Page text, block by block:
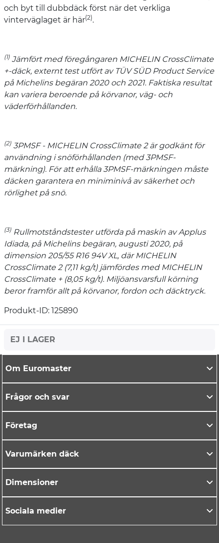
och byt till dubbdäck först när det verkliga
vinterväglaget är här(2).
(1) Jämfört med föregångaren MICHELIN CrossClimate
+-däck, externt test utfört av TÜV SÜD Product Service
på Michelins begäran 2020 och 2021. Faktiska resultat
kan variera beroende på körvanor, väg- och
väderförhållanden.
(2) 3PMSF - MICHELIN CrossClimate 2 är godkänt för
användning i snöförhållanden (med 3PMSF-
märkning). För att erhålla 3PMSF-märkningen måste
däcken garantera en miniminivå av säkerhet och
rörlighet på snö.
(3) Rullmotståndstester utförda på maskin av Applus
Idiada, på Michelins begäran, augusti 2020, på
dimension 205/55 R16 94V XL, där MICHELIN
CrossClimate 2 (7,11 kg/t) jämfördes med MICHELIN
CrossClimate + (8,05 kg/t). Miljöansvarsfull körning
beror framför allt på körvanor, fordon och däcktryck.
Produkt-ID: 125890
EJ I LAGER
Om Euromaster
Frågor och svar
Företag
Varumärken däck
Dimensioner
Sociala medier